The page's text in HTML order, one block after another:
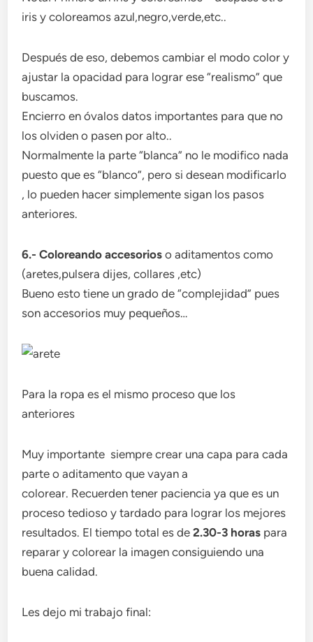
iris y coloreamos azul,negro,verde,etc..
Después de eso, debemos cambiar el modo color y
ajustar la opacidad para lograr ese “realismo” que
buscamos.
Encierro en óvalos datos importantes para que no
los olviden o pasen por alto..
Normalmente la parte “blanca” no le modifico nada
puesto que es “blanco”, pero si desean modificarlo
, lo pueden hacer simplemente sigan los pasos
anteriores.
6.- Coloreando accesorios o aditamentos como
(aretes,pulsera dijes, collares ,etc)
Bueno esto tiene un grado de “complejidad” pues
son accesorios muy pequeños…
Para la ropa es el mismo proceso que los
anteriores
Muy importante siempre crear una capa para cada
parte o aditamento que vayan a
colorear. Recuerden tener paciencia ya que es un
proceso tedioso y tardado para lograr los mejores
resultados. El tiempo total es de2.30-3 horas para
reparar y colorear la imagen consiguiendo una
buena calidad.
Les dejo mi trabajo final: